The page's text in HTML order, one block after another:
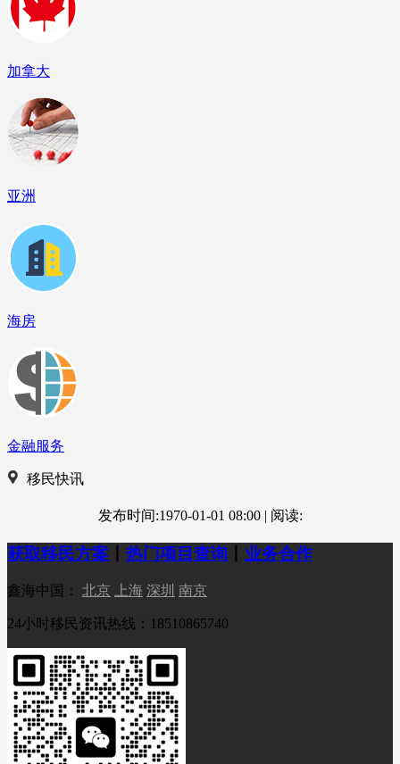
加拿大
亚洲
海房
金融服务
移民快讯
发布时间:1970-01-01 08:00 | 阅读:
获取移民方案 热门项目查询 业务合作
鑫海中国： 北京 上海 深圳 南京
24小时移民资讯热线：18510865740